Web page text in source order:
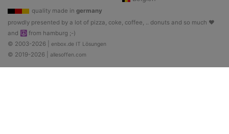
quality made in germany
prowdly presented by a lot of pizza, coke, coffee, .. donuts and so much ♥
and ☮ from hamburg ;-)
© 2003-2026 | enbox.de IT Lösungen
© 2019-2026 | allesoffen.com